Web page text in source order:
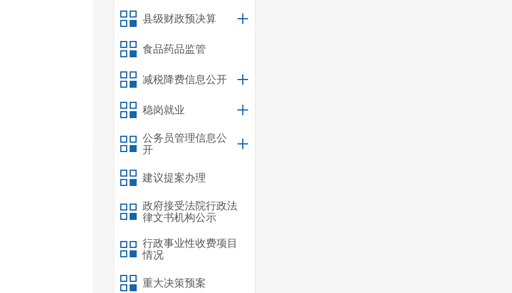
县级财政预决算
食品药品监管
减税降费信息公开
稳岗就业
公务员管理信息公
开
建议提案办理
政府接受法院行政法
律文书机构公示
行政事业性收费项目
情况
重大决策预案